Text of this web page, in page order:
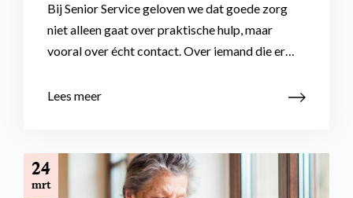
Bij Senior Service geloven we dat goede zorg
niet alleen gaat over praktische hulp, maar
vooral over écht contact. Over iemand die er…
Lees meer
24
mrt